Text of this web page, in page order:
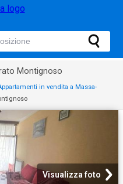
Montignoso
in vendita a Massa-
Visualizza foto